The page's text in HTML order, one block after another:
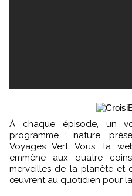
À chaque épisode, un voyage, des rencontres. Au
programme : nature,
Voyages Vert Vous, la
emmène aux quatre
merveilles de la planète et
œuvrent au quotidien pour